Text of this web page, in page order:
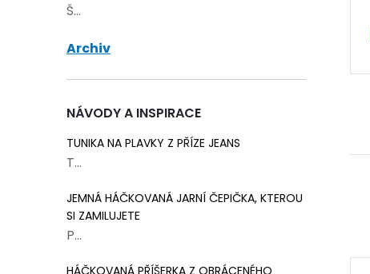
Š...
Archiv
NÁVODY A INSPIRACE
TUNIKA NA PLAVKY Z PŘÍZE JEANS
T...
JEMNÁ HÁČKOVANÁ JARNÍ ČEPIČKA, KTEROU
SI ZAMILUJETE
P...
HÁČKOVANÁ PŘÍŠERKA Z OBRÁCENÉHO